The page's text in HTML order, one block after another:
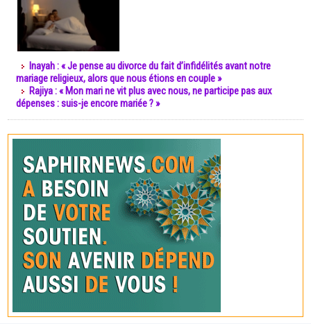
Inayah : « Je pense au divorce du fait d’infidélités avant notre
mariage religieux, alors que nous étions en couple »
Rajiya : « Mon mari ne vit plus avec nous, ne participe pas aux
dépenses : suis-je encore mariée ? »